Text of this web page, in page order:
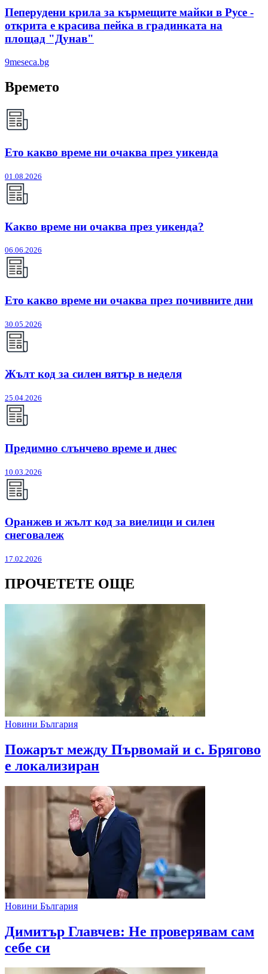
Пеперудени крила за кърмещите майки в Русе -
открита е красива пейка в градинката на
площад "Дунав"
9meseca.bg
Времето
Ето какво време ни очаква през уикенда
01.08.2026
Какво време ни очаква през уикенда?
06.06.2026
Ето какво време ни очаква през почивните дни
30.05.2026
Жълт код за силен вятър в неделя
25.04.2026
Предимно слънчево време и днес
10.03.2026
Оранжев и жълт код за виелици и силен
снеговалеж
17.02.2026
ПРОЧЕТЕТЕ ОЩЕ
Новини България
Пожарът между Първомай и с. Брягово
е локализиран
Новини България
Димитър Главчев: Не проверявам сам
себе си